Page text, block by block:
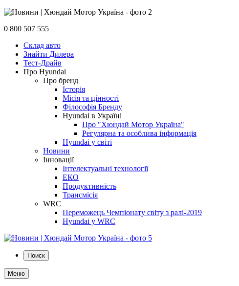
0 800 507 555
Склад авто
Знайти Дилера
Тест-Драйв
Про Hyundai
Про бренд
Історія
Місія та цінності
Філософія Бренду
Hyundai в Україні
Про "Хюндай Мотор Україна"
Регулярна та особлива інформація
Hyundai у світі
Новини
Інновації
Інтелектуальні технології
ЕКО
Продуктивність
Трансмісія
WRC
Переможець Чемпіонату світу з ралі-2019
Hyundai у WRC
Поиск
Меню